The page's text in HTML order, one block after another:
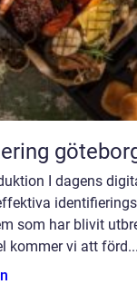
I dagens
som har blivit
kommer vi att förd...